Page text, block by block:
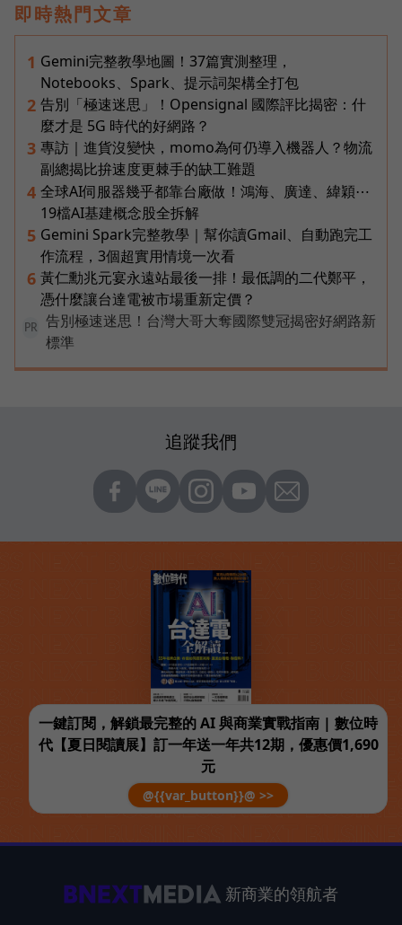
即時熱門文章
1 Gemini完整教學地圖！37篇實測整理，
Notebooks、Spark、提示詞架構全打包
2 告別「極速迷思」！Opensignal 國際評比揭密：什
麼才是 5G 時代的好網路？
3 專訪｜進貨沒變快，momo為何仍導入機器人？物流
副總揭比拚速度更棘手的缺工難題
4 全球AI伺服器幾乎都靠台廠做！鴻海、廣達、緯穎⋯
19檔AI基建概念股全拆解
5 Gemini Spark完整教學｜幫你讀Gmail、自動跑完工
作流程，3個超實用情境一次看
6 黃仁勳兆元宴永遠站最後一排！最低調的二代鄭平，
憑什麼讓台達電被市場重新定價？
PR
告別極速迷思！台灣大哥大奪國際雙冠揭密好網路新
標準
追蹤我們
一鍵訂閱，解鎖最完整的 AI 與商業實戰指南 | 數位時
代【夏日閱讀展】訂一年送一年共12期，優惠價1,690
元
@{{var_button}}@ >>
新商業的領航者